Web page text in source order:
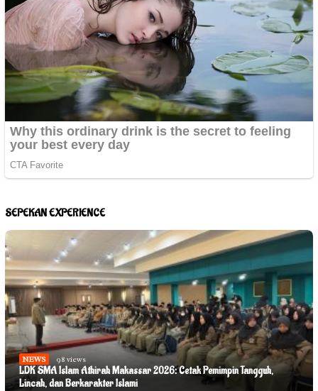
SEPEKAN EXPERIENCE
NEWS 98 views
LDK SMA Islam Athirah Makassar 2026: Cetak Pemimpin Tangguh,
Lincah, dan Berkarakter Islami